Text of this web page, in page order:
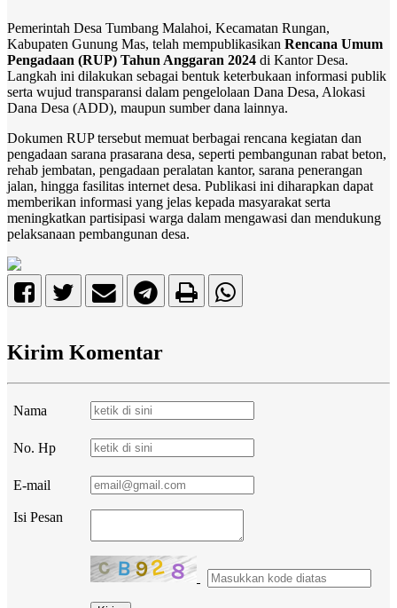
Pemerintah Desa Tumbang Malahoi, Kecamatan Rungan,
Kabupaten Gunung Mas, telah mempublikasikan Rencana Umum
Pengadaan (RUP) Tahun Anggaran 2024 di Kantor Desa.
Langkah ini dilakukan sebagai bentuk keterbukaan informasi publik
serta wujud transparansi dalam pengelolaan Dana Desa, Alokasi
Dana Desa (ADD), maupun sumber dana lainnya.
Dokumen RUP tersebut memuat berbagai rencana kegiatan dan
pengadaan sarana prasarana desa, seperti pembangunan rabat beton,
rehab jembatan, pengadaan peralatan kantor, sarana penerangan
jalan, hingga fasilitas internet desa. Publikasi ini diharapkan dapat
memberikan informasi yang jelas kepada masyarakat serta
meningkatkan partisipasi warga dalam mengawasi dan mendukung
pelaksanaan pembangunan desa.
Kirim Komentar
Nama
No. Hp
E-mail
Isi Pesan